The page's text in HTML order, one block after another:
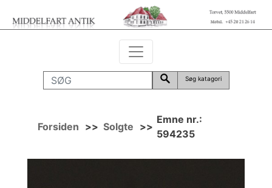
Søg katagori
Forsiden >> Solgte >>
Emne nr.:
594235